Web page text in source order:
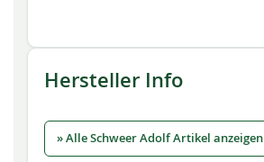
Hersteller Info
» Alle Schweer Adolf Artikel anzeigen